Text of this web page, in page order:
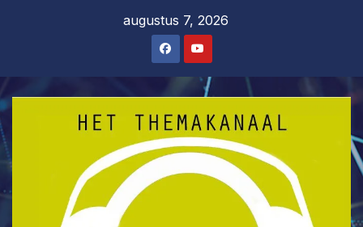
augustus 7, 2026